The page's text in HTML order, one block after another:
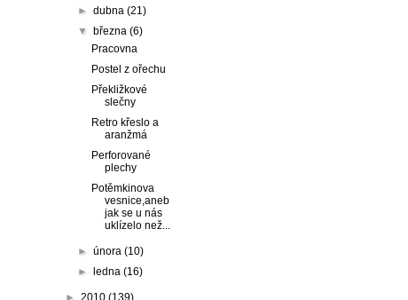
►dubna(21)
▼ března(6)
Pracovna
Postel z ořechu
Překližkové
slečny
Retro křeslo a
aranžmá
Perforované
plechy
Potěmkinova
vesnice,aneb
jak se u nás
uklízelo než...
►února(10)
►
ledna(16)
► 2010 (139)